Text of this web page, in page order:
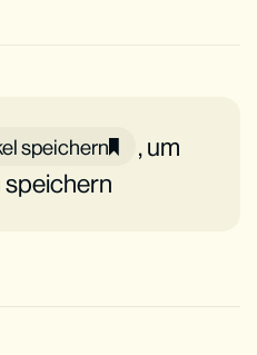
speichern
, um
speichern